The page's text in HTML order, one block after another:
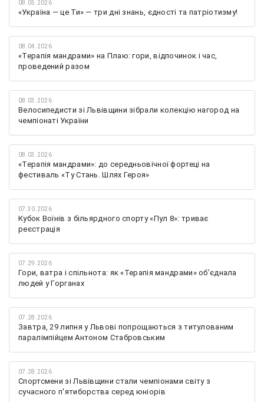
08.05.2026
«Україна — це Ти» — три дні знань, єдності та патріотизму!
08.04.2026
«Терапія мандрами» на Плаю: гори, відпочинок і час,
проведений разом
08.03.2026
Велосипедисти зі Львівщини зібрали колекцію нагород на
чемпіонаті України
08.03.2026
«Терапія мандрами»: до середньовічної фортеці на
фестиваль «Ту Стань. Шлях Героя»
07.30.2026
Кубок Воїнів з більярдного спорту «Пул 8»: триває
реєстрація
07.29.2026
Гори, ватра і спільнота: як «Терапія мандрами» об’єднала
людей у Горганах
07.28.2026
Завтра, 29 липня у Львові попрощаються з титулованим
паралімпійцем Антоном Стабровським
07.28.2026
Спортсмени зі Львівщини стали чемпіонами світу з
сучасного п'ятиборства серед юніорів